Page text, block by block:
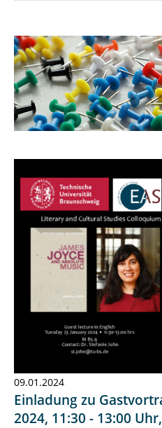
Dates / Exams
Research
Institute
Team
Prospective Students
Students
Excursions
TUBS Players
09.01.2024
Einladung zu
2024, 11:30 - 13:00